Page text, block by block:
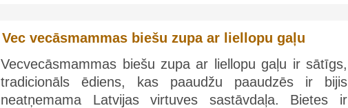
Vec vecāsmammas biešu zupa ar liellopu gaļu
Vecvecāsmammas biešu zupa ar liellopu gaļu ir sātīgs,
tradicionāls ēdiens, kas paaudžu paaudzēs ir bijis
neatņemama Latvijas virtuves sastāvdaļa. Bietes ir